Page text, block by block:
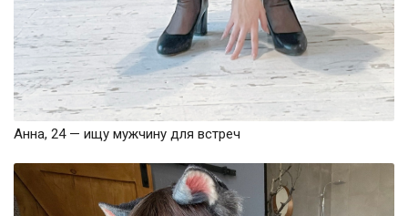
Анна, 24 — ищу мужчину для встреч